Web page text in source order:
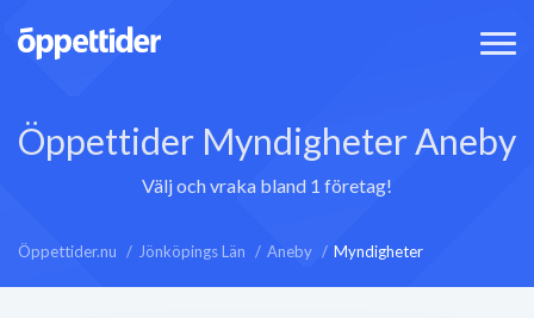
Öppettider Myndigheter Aneby
Välj och vraka bland 1 företag!
Öppettider.nu Jönköpings Län Aneby Myndigheter